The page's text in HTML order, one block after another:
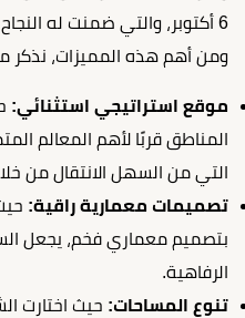
6 أكتوبر، والتي ضمنت له
ومن أهم هذه المميزات، نذكر
موقع استراتيجي استثنائي:
المناطق قربًا لأهم المعالم
التي من السهل الانتقال من
تصميمات معمارية راقية:
بتصميم معماري فخم، يجعل
الرفاهية.
تنوع المساحات: حيث اختارت